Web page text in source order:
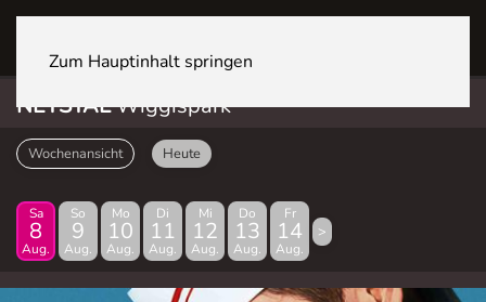
Zum Hauptinhalt springen
NETSTALWiggispark
Wochenansicht Heute
Sa
8
Aug.
So
9
Aug.
Mo
10
Aug.
Di
11
Aug.
Mi
12
Aug.
Do
13
Aug.
Fr
14
Aug.
>